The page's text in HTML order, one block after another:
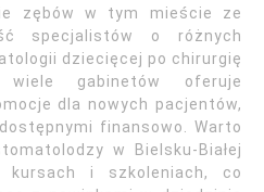
zębów w tym mieście ze
specjalistów o różnych
dziecięcej po chirurgię
wiele gabinetów oferuje
dla nowych pacjentów,
finansowo. Warto
w Bielsku-Białej
i szkoleniach, co